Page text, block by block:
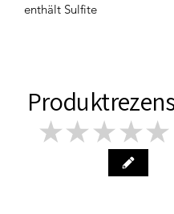
enthält Sulfite
★ ★ ★ ★ ★